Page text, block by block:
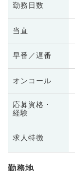
勤務日数
当直
早番／遅番
オンコール
応募資格・
経験
求人特徴
勤務地